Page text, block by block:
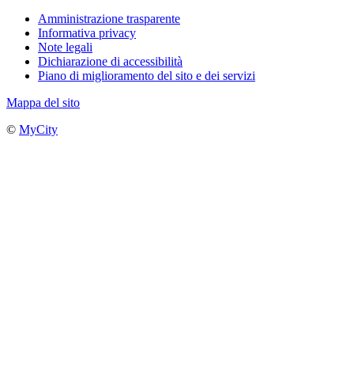
Amministrazione trasparente
Informativa privacy
Note legali
Dichiarazione di accessibilità
Piano di miglioramento del sito e dei servizi
Mappa del sito
© MyCity